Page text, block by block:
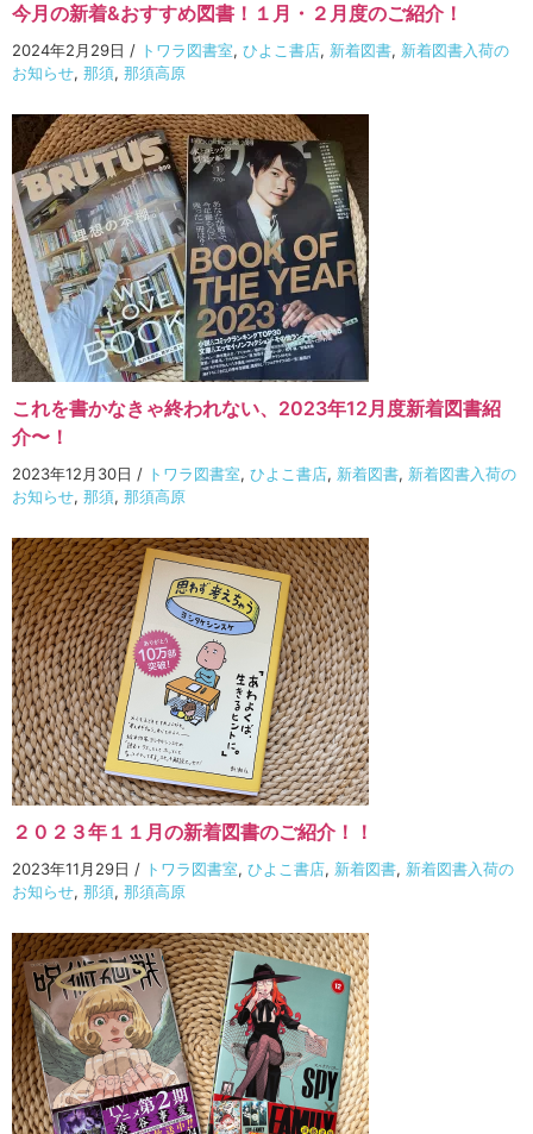
今月の新着&おすすめ図書！１月・２月度のご紹介！
2024年2月29日 / トワラ図書室, ひよこ書店, 新着図書, 新着図書入荷の
お知らせ, 那須, 那須高原
これを書かなきゃ終われない、2023年12月度新着図書紹
介〜！
2023年12月30日 / トワラ図書室, ひよこ書店, 新着図書, 新着図書入荷の
お知らせ, 那須, 那須高原
２０２３年１１月の新着図書のご紹介！！
2023年11月29日 / トワラ図書室, ひよこ書店, 新着図書, 新着図書入荷の
お知らせ, 那須, 那須高原